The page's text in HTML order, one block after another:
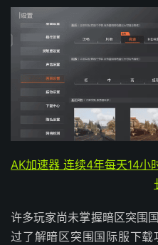
AK加速器 连续4年每天14
许多玩家尚未掌握暗区突围
过了解暗区突围国际服下